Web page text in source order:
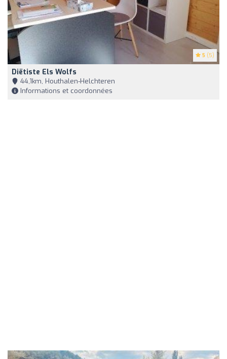
5 (5)
Diëtiste Els Wolfs
44,1km, Houthalen-Helchteren
Informations et coordonnées